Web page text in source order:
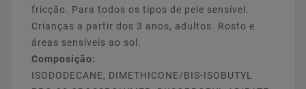
fricção. Para todos os tipos de pele sensível.
Crianças a partir dos 3 anos, adultos. Rosto e
áreas sensíveis ao sol.
Composição:
ISODODECANE, DIMETHICONE/BIS-ISOBUTYL